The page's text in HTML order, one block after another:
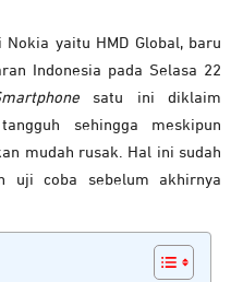
yaitu HMD Global, baru
Indonesia pada Selasa 22
satu ini diklaim
sehingga meskipun
mudah rusak. Hal ini sudah
uji coba sebelum akhirnya